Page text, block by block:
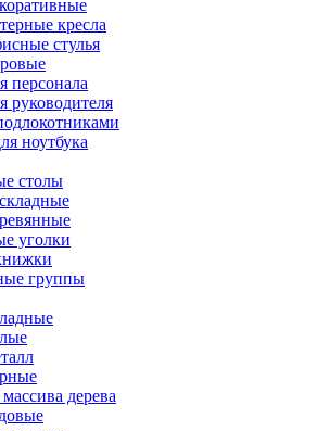
кресла
стулья
персонала
руководителя
ноутбука
столы
уголки
группы
массива дерева